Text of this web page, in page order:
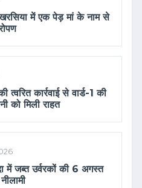
में एक पेड़ मां के नाम से
त्वरित कार्रवाई से वार्ड-1 की
को मिली राहत
में जब्त उर्वरकों की 6 अगस्त